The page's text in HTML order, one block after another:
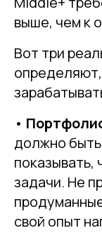
выше, чем к
Вот три
•
должно
показывать,
задачи. Не
свой опыт